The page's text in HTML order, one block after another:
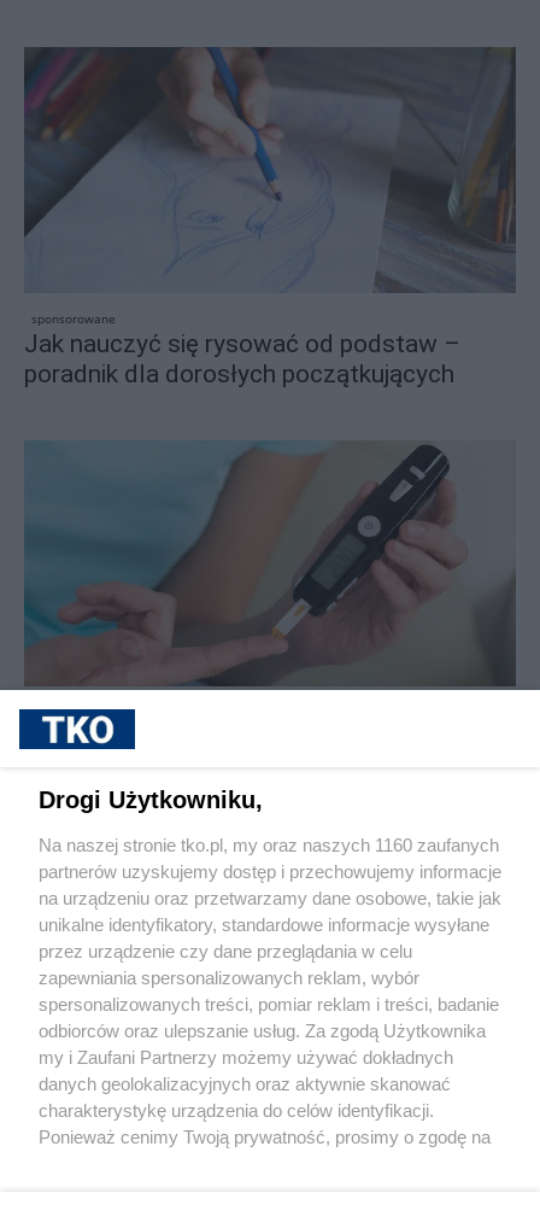
sponsorowane
Jak nauczyć się rysować od podstaw –
poradnik dla dorosłych początkujących
sponsorowane
Cukrzyca – cicha epidemia, która
możliwości leczenia i rosnąca rola
Pokaż więcej
Reklama Tematy Archiwum artykułów
Drogi Użytkowniku,
Na naszej stronie tko.pl, my oraz naszych 1160 zaufanych
partnerów uzyskujemy dostęp i przechowujemy informacje
na urządzeniu oraz przetwarzamy dane osobowe, takie jak
unikalne identyfikatory, standardowe informacje wysyłane
przez urządzenie czy dane przeglądania w celu
zapewniania spersonalizowanych reklam, wybór
spersonalizowanych treści, pomiar reklam i treści, badanie
odbiorców oraz ulepszanie usług. Za zgodą Użytkownika
my i Zaufani Partnerzy możemy używać dokładnych
danych geolokalizacyjnych oraz aktywnie skanować
charakterystykę urządzenia do celów identyfikacji.
Ponieważ cenimy Twoją prywatność, prosimy o zgodę na